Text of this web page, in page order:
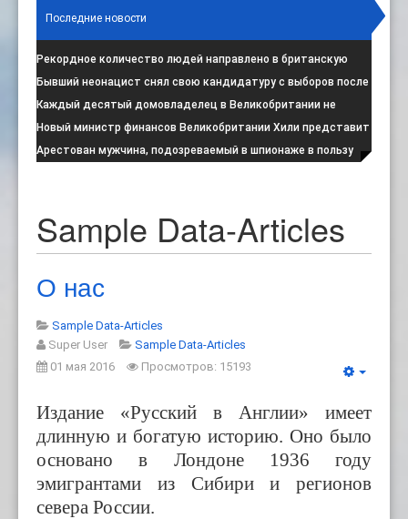
Последние новости
Рекордное количество людей направлено в британскую
программу по борьбе с радикал:
Бывший неонацист снял свою кандидатуру с выборов после
негативной реакции общест:
Каждый десятый домовладелец в Великобритании не
намерен соблюдать запрет на испо:
Новый министр финансов Великобритании Хили представит
свой первый бюджет 28 октя:
Арестован мужчина, подозреваемый в шпионаже в пользу
Sample Data-Articles
О нас
Sample Data-Articles
Super User
Sample Data-Articles
01 мая 2016
Просмотров: 15193
Издание «Русский в Англии» имеет
длинную и богатую историю. Оно было
основано в Лондоне 1936 году
эмигрантами из Сибири и регионов
севера России.